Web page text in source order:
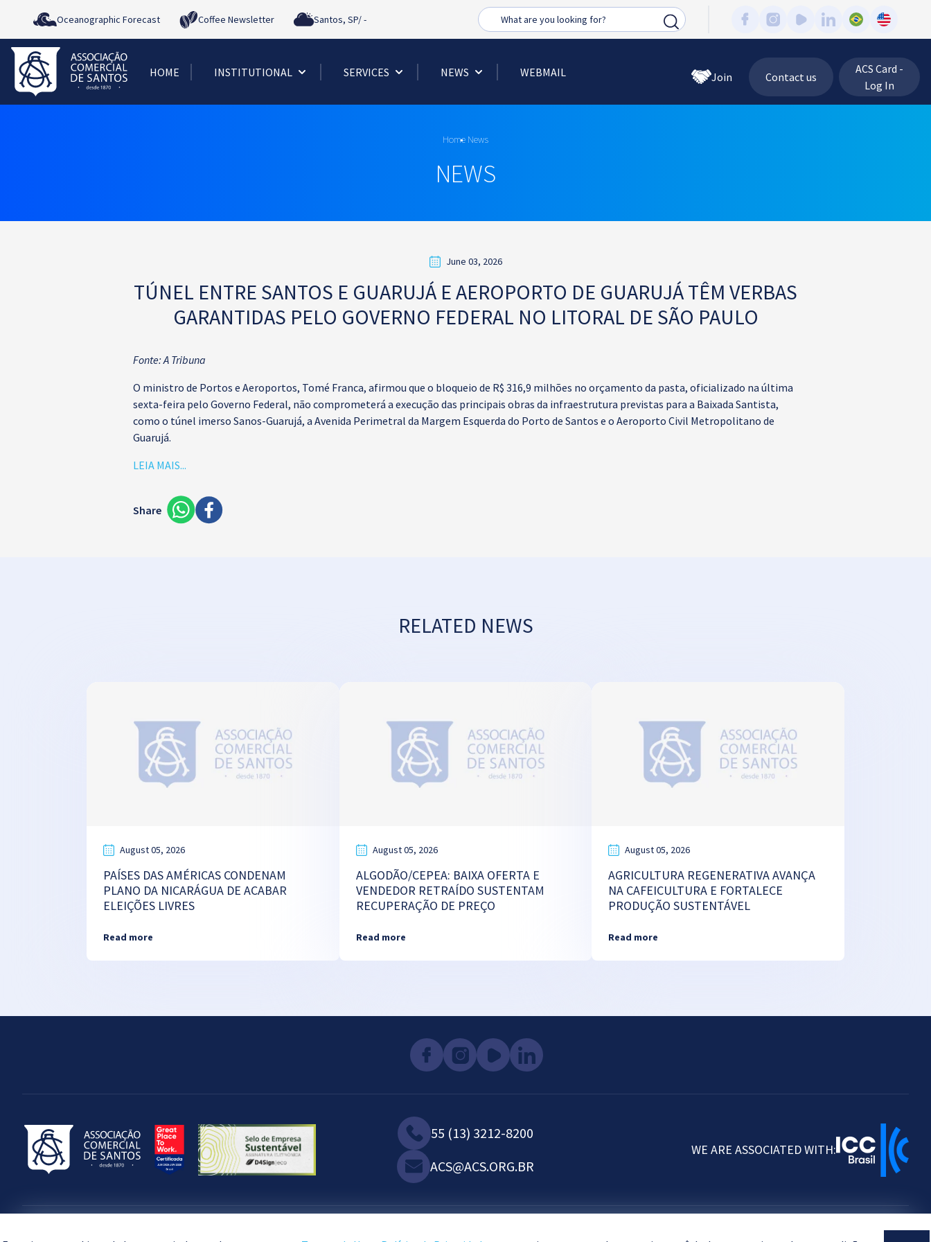
Oceanographic Forecast Coffee Newsletter Santos, SP/- Busca
HOME INSTITUTIONAL SERVICES NEWS WEBMAIL Join Contact us
ACS Card -
Log In
Home News
NEWS
June 03, 2026
TÚNEL ENTRE SANTOS E GUARUJÁ E AEROPORTO DE GUARUJÁ TÊM VERBAS
GARANTIDAS PELO GOVERNO FEDERAL NO LITORAL DE SÃO PAULO
Fonte: A Tribuna
O ministro de Portos e Aeroportos, Tomé Franca, afirmou que o bloqueio de R$ 316,9 milhões no orçamento da pasta, oficializado na última
sexta-feira pelo Governo Federal, não comprometerá a execução das principais obras da infraestrutura previstas para a Baixada Santista,
como o túnel imerso Sanos-Guarujá, a Avenida Perimetral da Margem Esquerda do Porto de Santos e o Aeroporto Civil Metropolitano de
Guarujá.
LEIA MAIS...
Share
RELATED NEWS
August 05, 2026
PAÍSES DAS AMÉRICAS CONDENAM
PLANO DA NICARÁGUA DE ACABAR
ELEIÇÕES LIVRES
Read more
August 05, 2026
ALGODÃO/CEPEA: BAIXA OFERTA E
VENDEDOR RETRAÍDO SUSTENTAM
RECUPERAÇÃO DE PREÇO
Read more
August 05, 2026
AGRICULTURA REGENERATIVA AVANÇA
NA CAFEICULTURA E FORTALECE
PRODUÇÃO SUSTENTÁVEL
Read more
55 (13) 3212-8200
ACS@ACS.ORG.BR
WE ARE ASSOCIATED WITH: